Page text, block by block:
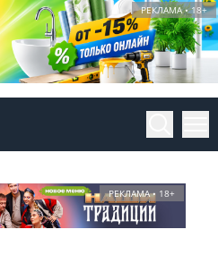
РЕКЛАМА • 18+
РЕКЛАМА • 18+